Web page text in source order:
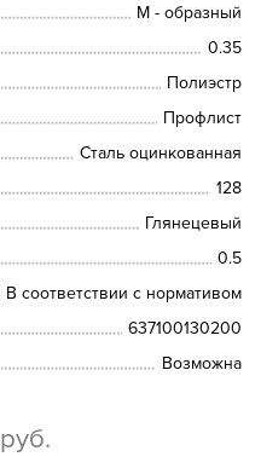
М - образный
0.35
Полиэстр
Профлист
Сталь оцинкованная
128
Глянецевый
0.5
В соответствии с нормативом
637100130200
Возможна
руб.